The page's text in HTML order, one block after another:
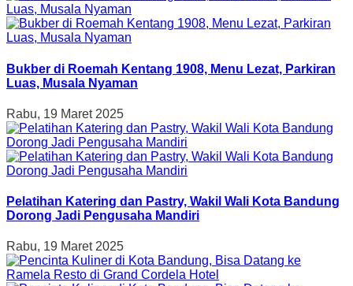
Bukber di Roemah Kentang 1908, Menu Lezat, Parkiran
Luas, Musala Nyaman
Rabu, 19 Maret 2025
Pelatihan Katering dan Pastry, Wakil Wali Kota Bandung
Dorong Jadi Pengusaha Mandiri
Rabu, 19 Maret 2025